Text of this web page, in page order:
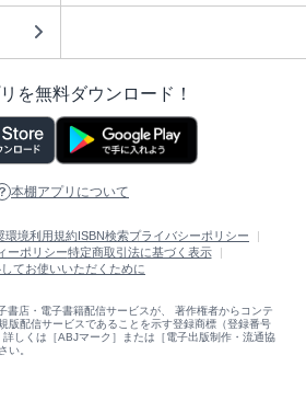
を無料ダウンロード！
本棚アプリについて
環境利用規約ISBN検索プライバシーポリシー
ーポリシー特定商取引法に基づく表示
てお使いいただくために
書店・電子書籍配信サービスが、 著作権者からコンテ
版配信サービスであることを示す登録商標（登録番号
しくは［ABJマーク］または［電子出版制作・流通協
い。